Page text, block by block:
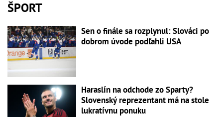
ŠPORT
Sen o finále sa rozplynul: Slováci po
dobrom úvode podľahli USA
Haraslín na odchode zo Sparty?
Slovenský reprezentant má na stole
lukratívnu ponuku